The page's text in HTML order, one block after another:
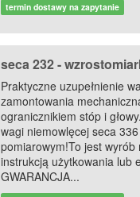
termin dostawy na zapytanie
seca 232 -
Praktyczne uzupełnienie
zamontowania
ogranicznikiem stóp i
wagi niemowlęcej seca
pomiarowym!To jest
instrukcją użytkowania lub
GWARANCJA...